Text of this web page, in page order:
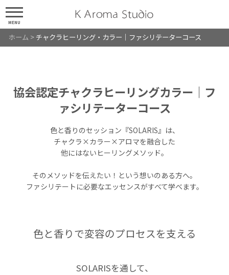
MENU
ホーム >チャクラヒーリング・カラー｜ファシリテーターコース
協会認定チャクラヒーリングカラー｜フ
ァシリテーターコース
色と香りのセッション『SOLARIS』は、
チャクラ×カラー×アロマを融合した
他にはないヒーリングメソッド。
そのメソッドを伝えたい！という想いのある方へ。
ファシリテートに必要なエッセンスがすべて学べます。
色と香りで変容のプロセスを支える
SOLARISを通して、